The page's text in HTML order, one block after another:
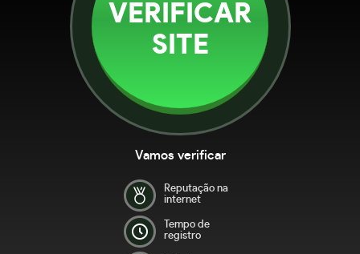
VERIFICAR
SITE
Vamos verificar
Reputação na
internet
Tempo de
registro